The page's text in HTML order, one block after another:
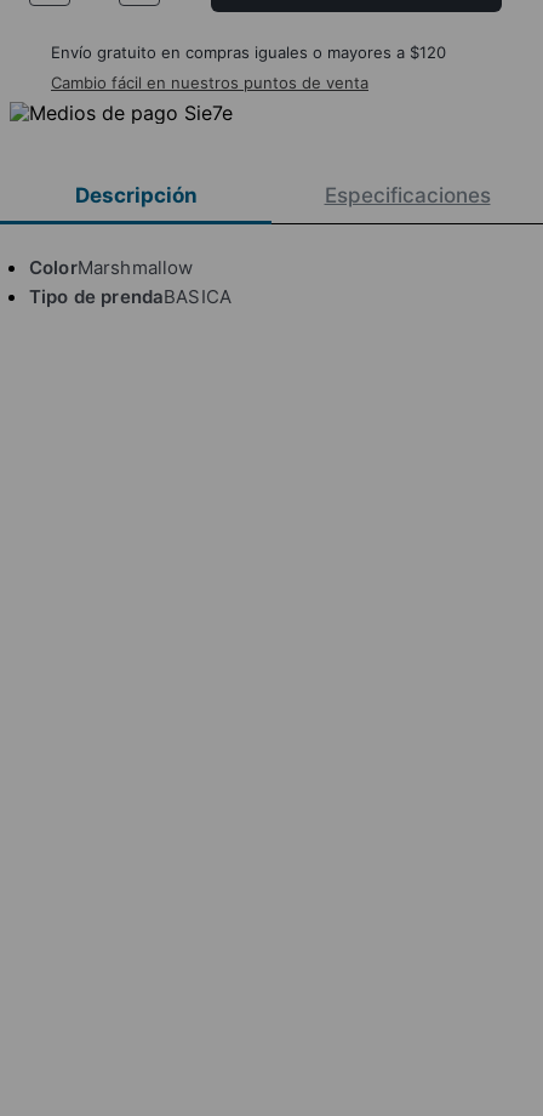
Envío gratuito en compras iguales o mayores a $120
Cambio fácil en nuestros puntos de venta
Descripción Especificaciones
ColorMarshmallow
Tipo de prendaBASICA